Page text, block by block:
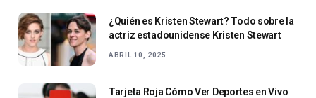
¿Quién es Kristen Stewart? Todo sobre la
actriz estadounidense Kristen Stewart
ABRIL 10, 2025
Tarjeta Roja Cómo Ver Deportes en Vivo